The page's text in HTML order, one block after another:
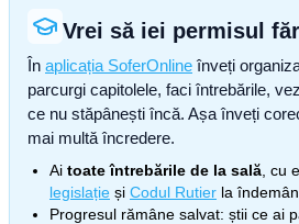
Vrei să iei permisul
În aplicația SoferOnline înveți
parcurgi capitolele, faci întrebările,
ce nu stăpânești încă. Așa înveți
mai multă încredere.
Ai toate întrebările de la sală , cu
legislație și Codul Rutier la
Progresul rămâne salvat: știi ce ai